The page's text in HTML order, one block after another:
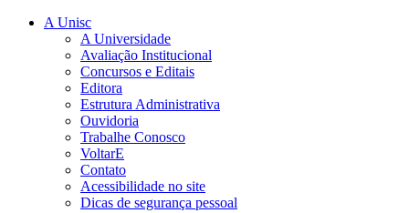
A Unisc
A Universidade
Avaliação Institucional
Concursos e Editais
Editora
Estrutura Administrativa
Ouvidoria
Trabalhe Conosco
VoltarE
Contato
Acessibilidade no site
Dicas de segurança pessoal